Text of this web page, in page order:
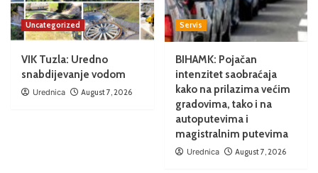
Uncategorized
VIK Tuzla: Uredno
snabdijevanje vodom
Urednica August 7, 2026
Servis
BIHAMK: Pojačan
intenzitet saobraćaja
kako na prilazima većim
gradovima, tako i na
autoputevima i
magistralnim putevima
Urednica August 7, 2026